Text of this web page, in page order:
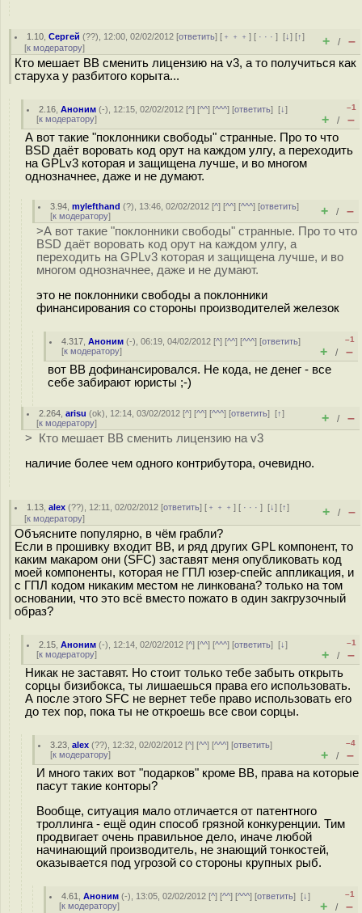
1.10 ,Сергей (??), 12:00, 02/02/2012 [ответить] [ ﹢﹢﹢] [ · · ·][↓] [↑]
[к модератору] + / –
Кто мешает BB сменить лицензию на v3, а то получиться как
старуха у разбитого корыта...
2.16 ,Аноним (-), 12:15, 02/02/2012 [^] [^^] [^^^] [ответить][↓]
[к модератору]
–1
+ / –
А вот такие "поклонники свободы" странные. Про то что
BSD даёт воровать код орут на каждом улгу, а переходить
на GPLv3 которая и защищена лучше, и во многом
однозначнее, даже и не думают.
3.94 ,mylefthand (?), 13:46, 02/02/2012 [^] [^^] [^^^] [ответить]
[к модератору] + / –
>А вот такие "поклонники свободы" странные. Про то что
BSD даёт воровать код орут на каждом улгу, а
переходить на GPLv3 которая и защищена лучше, и во
многом однозначнее, даже и не думают.
это не поклонники свободы а поклонники
финансирования со стороны производителей железок
4.317 ,Аноним (-), 06:19, 04/02/2012 [^] [^^] [^^^] [ответить]
[к модератору]
–1
+ / –
вот BB дофинансировался. Не кода, не денег - все
себе забирают юристы ;-)
2.264 ,arisu (ok), 12:14, 03/02/2012 [^] [^^] [^^^] [ответить][↑]
[к модератору] + / –
> Кто мешает BB сменить лицензию на v3
наличие более чем одного контрибутора, очевидно.
1.13 ,alex (??), 12:11, 02/02/2012 [ответить] [ ﹢﹢﹢] [ · · ·][↓] [↑]
[к модератору] + / –
Объясните популярно, в чём грабли?
Если в прошивку входит BB, и ряд других GPL компонент, то
каким макаром они (SFC) заставят меня опубликовать код
моей компоненты, которая не ГПЛ юзер-спейс аппликация, и
с ГПЛ кодом никаким местом не линкована? только на том
основании, что это всё вместо пожато в один закгрузочный
образ?
2.15 ,Аноним (-), 12:14, 02/02/2012 [^] [^^] [^^^] [ответить][↓]
[к модератору]
–1
+ / –
Никак не заставят. Но стоит только тебе забыть открыть
сорцы бизибокса, ты лишаешься права его использовать.
А после этого SFC не вернет тебе право использовать его
до тех пор, пока ты не откроешь все свои сорцы.
3.23 ,alex (??), 12:32, 02/02/2012 [^] [^^] [^^^] [ответить]
[к модератору]
–4
+ / –
И много таких вот "подарков" кроме BB, права на которые
пасут такие конторы?
Вообще, ситуация мало отличается от патентного
троллинга - ещё один способ грязной конкуренции. Тим
продвигает очень правильное дело, иначе любой
начинающий производитель, не знающий тонкостей,
оказывается под угрозой со стороны крупных рыб.
4.61 ,Аноним (-), 13:05, 02/02/2012 [^] [^^] [^^^] [ответить][↓]
[к модератору]
–1
+ / –